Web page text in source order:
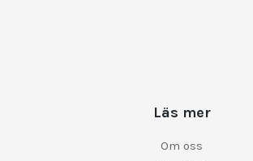
Läs mer
Om oss